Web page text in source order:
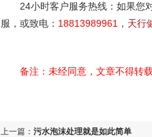
24小时客户服务热线：如果您
服，或致电： 18813989961 ， 天行
备注：未经同意，文章不得转
上一篇： 污水泡沫处理就是如此简单